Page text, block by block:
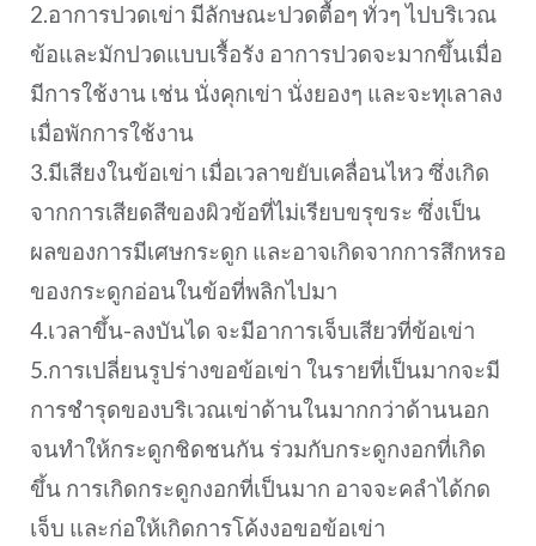
2.อาการปวดเข่า มีลักษณะปวดตื้อๆ ทั่วๆ ไปบริเวณ
ข้อและมักปวดแบบเรื้อรัง อาการปวดจะมากขึ้นเมื่อ
มีการใช้งาน เช่น นั่งคุกเข่า นั่งยองๆ และจะทุเลาลง
เมื่อพักการใช้งาน
3.มีเสียงในข้อเข่า เมื่อเวลาขยับเคลื่อนไหว ซึ่งเกิด
จากการเสียดสีของผิวข้อที่ไม่เรียบขรุขระ ซึ่งเป็น
ผลของการมีเศษกระดูก และอาจเกิดจากการสึกหรอ
ของกระดูกอ่อนในข้อที่พลิกไปมา
4.เวลาขึ้น-ลงบันได จะมีอาการเจ็บเสียวที่ข้อเข่า
5.การเปลี่ยนรูปร่างขอข้อเข่า ในรายที่เป็นมากจะมี
การชำรุดของบริเวณเข่าด้านในมากกว่าด้านนอก
จนทำให้กระดูกชิดชนกัน ร่วมกับกระดูกงอกที่เกิด
ขึ้น การเกิดกระดูกงอกที่เป็นมาก อาจจะคลำได้กด
เจ็บ และก่อให้เกิดการโค้งงอขอข้อเข่า